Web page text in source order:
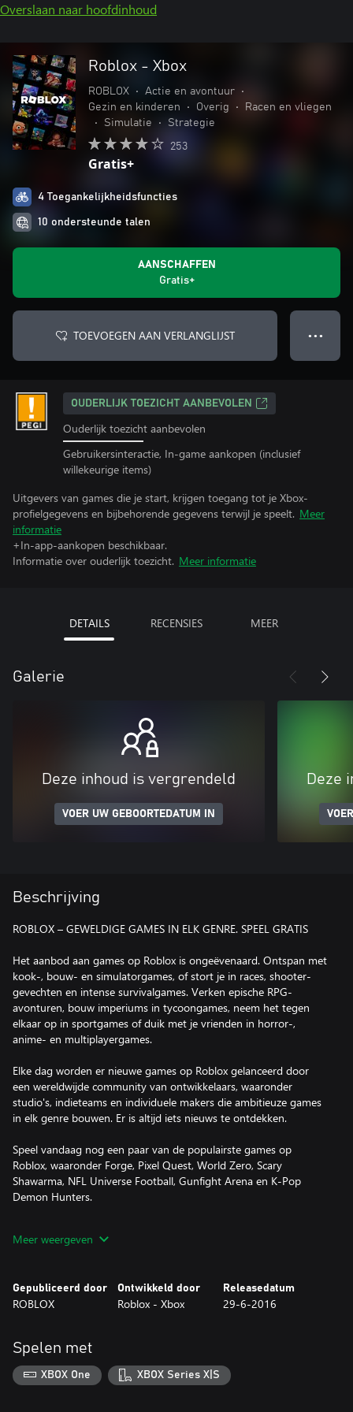
Overslaan naar hoofdinhoud
Roblox - Xbox
ROBLOX • Actie en avontuur
•
Gezin en kinderen
• Overig •
Racen en vliegen
•
Simulatie • Strategie
253
Gratis+
4 Toegankelijkheidsfuncties
10 ondersteunde talen
AANSCHAFFEN
Gratis+
TOEVOEGEN AAN VERLANGLIJST ● ● ●
OUDERLIJK TOEZICHT AANBEVOLEN
Ouderlijk toezicht aanbevolen
Gebruikersinteractie, In-game aankopen (inclusief
willekeurige items)
Uitgevers van games die je start, krijgen toegang tot je Xbox-
profielgegevens en bijbehorende gegevens terwijl je speelt. Meer
informatie
+In-app-aankopen beschikbaar.
Informatie over ouderlijk toezicht. Meer informatie
DETAILS RECENSIES MEER
Galerie
Deze inhoud is vergrendeld
VOER UW GEBOORTEDATUM IN
Deze
Beschrijving
ROBLOX – GEWELDIGE GAMES IN ELK GENRE. SPEEL GRATIS
Het aanbod aan games op Roblox is ongeëvenaard. Ontspan met
kook-, bouw- en simulatorgames, of stort je in races, shooter-
gevechten en intense survivalgames. Verken epische RPG-
avonturen, bouw imperiums in tycoongames, neem het tegen
elkaar op in sportgames of duik met je vrienden in horror-,
anime- en multiplayergames.
Elke dag worden er nieuwe games op Roblox gelanceerd door
een wereldwijde community van ontwikkelaars, waaronder
studio's, indieteams en individuele makers die ambitieuze games
in elk genre bouwen. Er is altijd iets nieuws te ontdekken.
Speel vandaag nog een paar van de populairste games op
Roblox, waaronder Forge, Pixel Quest, World Zero, Scary
Shawarma, NFL Universe Football, Gunfight Arena en K-Pop
Demon Hunters.
nog veel meer.
- Ontdek dagelijks populaire ervaringen en leuke nieuwe games.
MAAK JE EIGEN AVATAR
- Personaliseer je avatar met je favoriete kleding, accessoires en
Meer weergeven
Gepubliceerd door
ROBLOX
Ontwikkeld door
Roblox - Xbox
Releasedatum
29-6-2016
Spelen met
XBOX One XBOX Series X|S